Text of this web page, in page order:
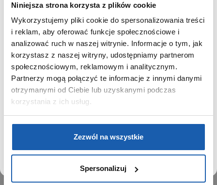
Niniejsza strona korzysta z plików cookie
Wykorzystujemy pliki cookie do spersonalizowania treści
i reklam, aby oferować funkcje społecznościowe i
analizować ruch w naszej witrynie. Informacje o tym, jak
korzystasz z naszej witryny, udostępniamy partnerom
społecznościowym, reklamowym i analitycznym.
Partnerzy mogą połączyć te informacje z innymi danymi
otrzymanymi od Ciebie lub uzyskanymi podczas
korzystania z ich usług.
Zezwól na wszystkie
Spersonalizuj
GRUPA ZIBI
Historia
Misja, wizja i wartości Grupy Zibi
Ważne daty
Kariera
Zgoda na ciasteczka
PRODUKTY
Kalkulatory
SIECI SPRZEDAŻY
SZANOWNY UŻYTKOWNIKU,
SZANOWNA UŻYTKOWNICZKO
Używamy plików cookie w celach analitycznych,
statystycznych i marketingowych, w tym aby analizować
ruch w tej witrynie, optymalizować jej działanie oraz
zapamiętywać Twoje preferencje.